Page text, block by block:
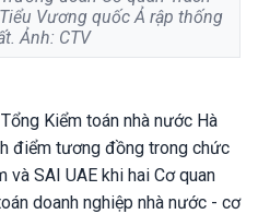
Vương quốc Ả rập thống
Ảnh: CTV
Kiểm toán nhà nước Hà
điểm tương đồng trong chức
và SAI UAE khi hai Cơ quan
doanh nghiệp nhà nước - cơ